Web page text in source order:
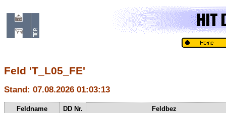
Feld 'T_L05_FE'
Stand: 07.08.2026 01:03:13
Feldname DD Nr. Feldbez